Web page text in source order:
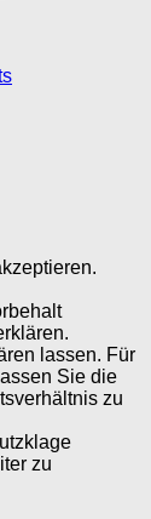
lassen. Für
Sie die
zu
zu